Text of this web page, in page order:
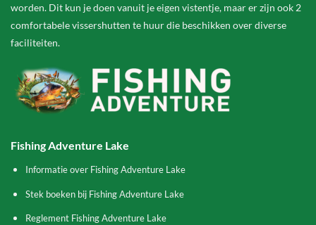
worden. Dit kun je doen vanuit je eigen vistentje, maar er zijn ook 2
comfortabele vissershutten te huur die beschikken over diverse
faciliteiten.
Fishing Adventure Lake
Informatie over Fishing Adventure Lake
Stek boeken bij Fishing Adventure Lake
Reglement Fishing Adventure Lake